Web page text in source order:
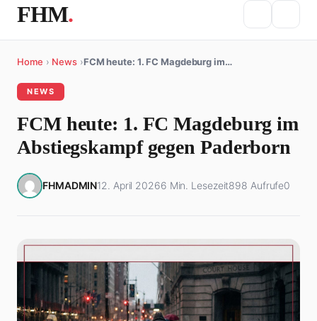
FHM.
Home › News ›FCM heute: 1. FC Magdeburg im…
NEWS
FCM heute: 1. FC Magdeburg im
Abstiegskampf gegen Paderborn
FHMADMIN12. April 20266 Min. Lesezeit898 Aufrufe0